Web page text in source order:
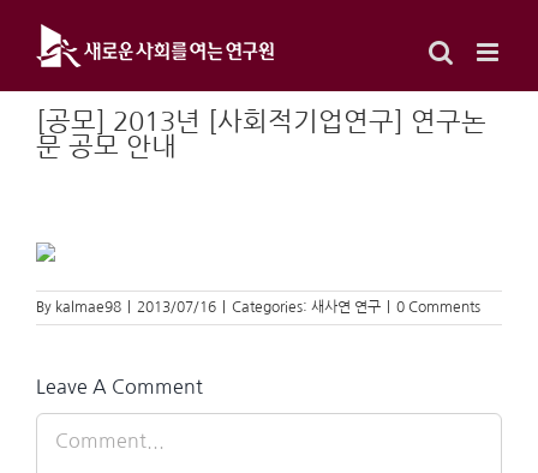
content
[공모] 2013년 [사회적기업연구] 연구논
문 공모 안내
By kalmae98 2013/07/16 Categories: 새사연 연구 0 Comments
Leave A Comment